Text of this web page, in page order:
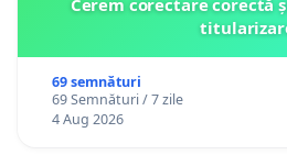
oameni, nu împotriva lor.
69 semnături
69 Semnături / 7 zile
4 Aug 2026